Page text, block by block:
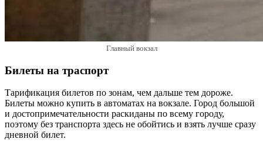
Главный вокзал
Билеты на траспорт
Тарификация билетов по зонам, чем дальше тем дороже.
Билеты можно купить в автоматах на вокзале. Город большой
и достопримечательности раскиданы по всему городу,
поэтому без транспорта здесь не обойтись и взять лучше сразу
дневной билет.